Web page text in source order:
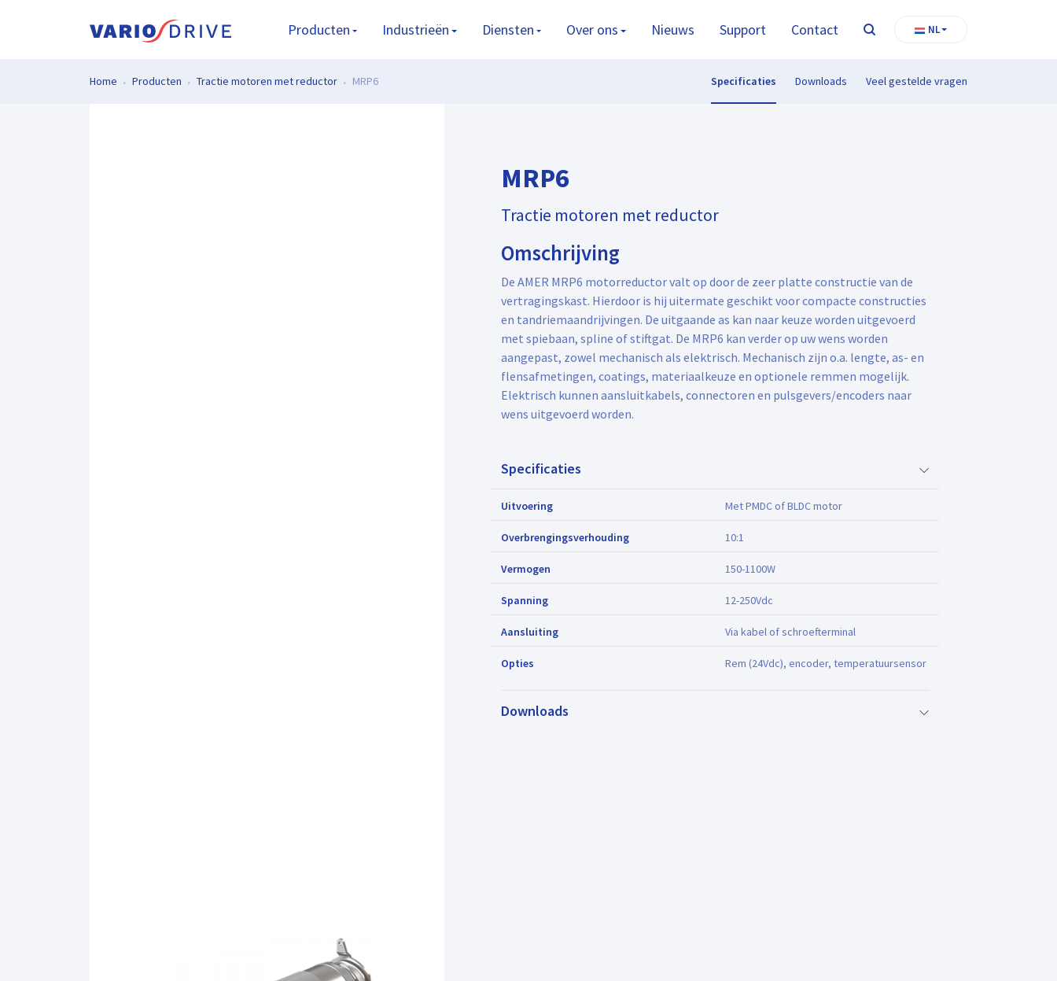
Producten Industrieën Diensten Over ons Nieuws Support Contact Zoeken
NL
Home Producten Tractie motoren met reductor MRP6 Specificaties Downloads Veel gestelde vragen
MRP6
Tractie motoren met reductor
Omschrijving
De AMER MRP6 motorreductor valt op door de zeer platte constructie van de
vertragingskast. Hierdoor is hij uitermate geschikt voor compacte constructies
en tandriemaandrijvingen. De uitgaande as kan naar keuze worden uitgevoerd
met spiebaan, spline of stiftgat. De MRP6 kan verder op uw wens worden
aangepast, zowel mechanisch als elektrisch. Mechanisch zijn o.a. lengte, as- en
flensafmetingen, coatings, materiaalkeuze en optionele remmen mogelijk.
Elektrisch kunnen aansluitkabels, connectoren en pulsgevers/encoders naar
wens uitgevoerd worden.
Specificaties
Uitvoering Met PMDC of BLDC motor
Overbrengingsverhouding 10:1
Vermogen 150-1100W
Spanning 12-250Vdc
Aansluiting Via kabel of schroefterminal
Opties Rem (24Vdc), encoder, temperatuursensor
Downloads